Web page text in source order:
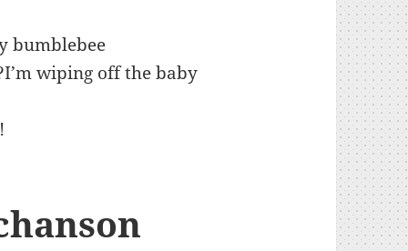
bumblebee
wiping off the baby